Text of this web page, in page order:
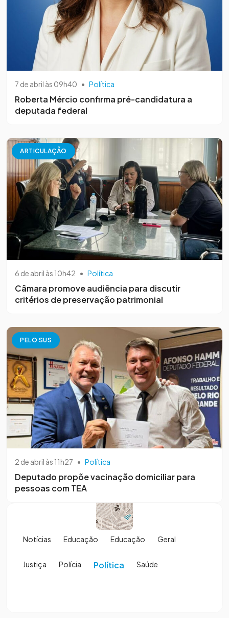
7 de abril às 09h40 • Política
Roberta Mércio confirma pré-candidatura a
deputada federal
ARTICULAÇÃO
6 de abril às 10h42 • Política
Câmara promove audiência para discutir
critérios de preservação patrimonial
PELO SUS
2 de abril às 11h27 • Política
Deputado propõe vacinação domiciliar para
pessoas com TEA
Notícias Educação Educação Geral
Justiça Polícia Política Saúde